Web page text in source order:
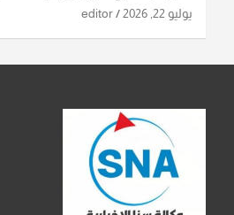
استهدافها
يوليو 22, 2026 editor